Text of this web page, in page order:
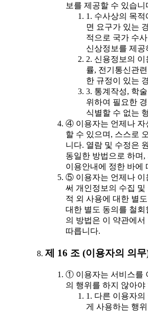
보를 제공할 수 있습니
1. 수사상의 목
면 요구가 있는
적으로 국가 수
신상정보를 제공
2. 신용정보의
률, 전기통신관
한 규정이 있는
3. 통계작성, 학
위하여 필요한
식별할 수 없는
④ 이용자는 언제나 자
할 수 있으며, 스스로
니다. 열람 및 수정은
동일한 방법으로 하며
이용안내에 정한 바에
⑤ 이용자는 언제나 이
써 개인정보의 수집
적 외 사용에 대한 별
대한 별도 동의를 철회
의 방법은 이 약관에서
따릅니다.
제 16 조 (이용자의 의
① 이용자는 서비스를
의 행위를 하지 않아야
1. 다른 이용자
게 사용하는 행위